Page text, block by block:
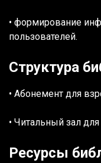
• формирование
пользователей.
Структура
• Абонемент для
• Читальный зал
Ресурсы